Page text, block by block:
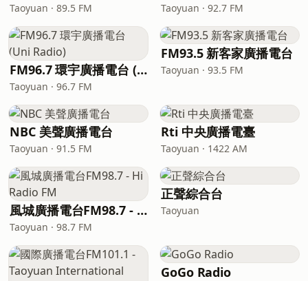
Taoyuan · 89.5 FM Taoyuan · 92.7 FM
FM96.7 環宇廣播電台 (Uni Radio)
Taoyuan · 96.7 FM
FM93.5 新客家廣播電台
Taoyuan · 93.5 FM
NBC 美聲廣播電台
Taoyuan · 91.5 FM
Rti 中央廣播電臺
Taoyuan · 1422 AM
風城廣播電台FM98.7 - Hi Radio FM
Taoyuan · 98.7 FM
正聲綜合台
Taoyuan
GoGo Radio